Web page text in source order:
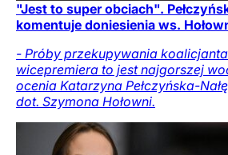
"Jest to super obciach".
komentuje doniesienia ws.
- Próby przekupywania koalicjanta
wicepremiera to jest najgorszej
ocenia Katarzyna Pełczyńska-
dot. Szymona Hołowni.